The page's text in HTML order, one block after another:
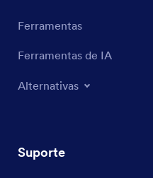
Ferramentas
Ferramentas de IA
Alternativas
Suporte